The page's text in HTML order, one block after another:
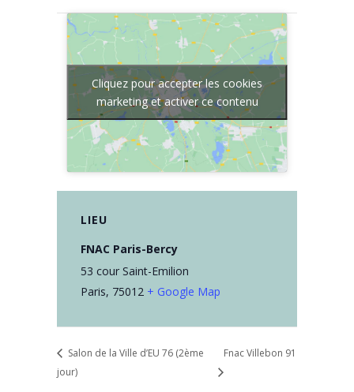
LIEU
FNAC Paris-Bercy
53 cour Saint-Emilion
Paris, 75012 + Google Map
Cliquez pour accepter les cookies
marketing et activer ce contenu
Salon de la Ville d’EU 76 (2ème
jour)
Fnac Villebon 91